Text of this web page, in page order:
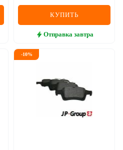
КУПИТЬ
Отправка завтра
-10%